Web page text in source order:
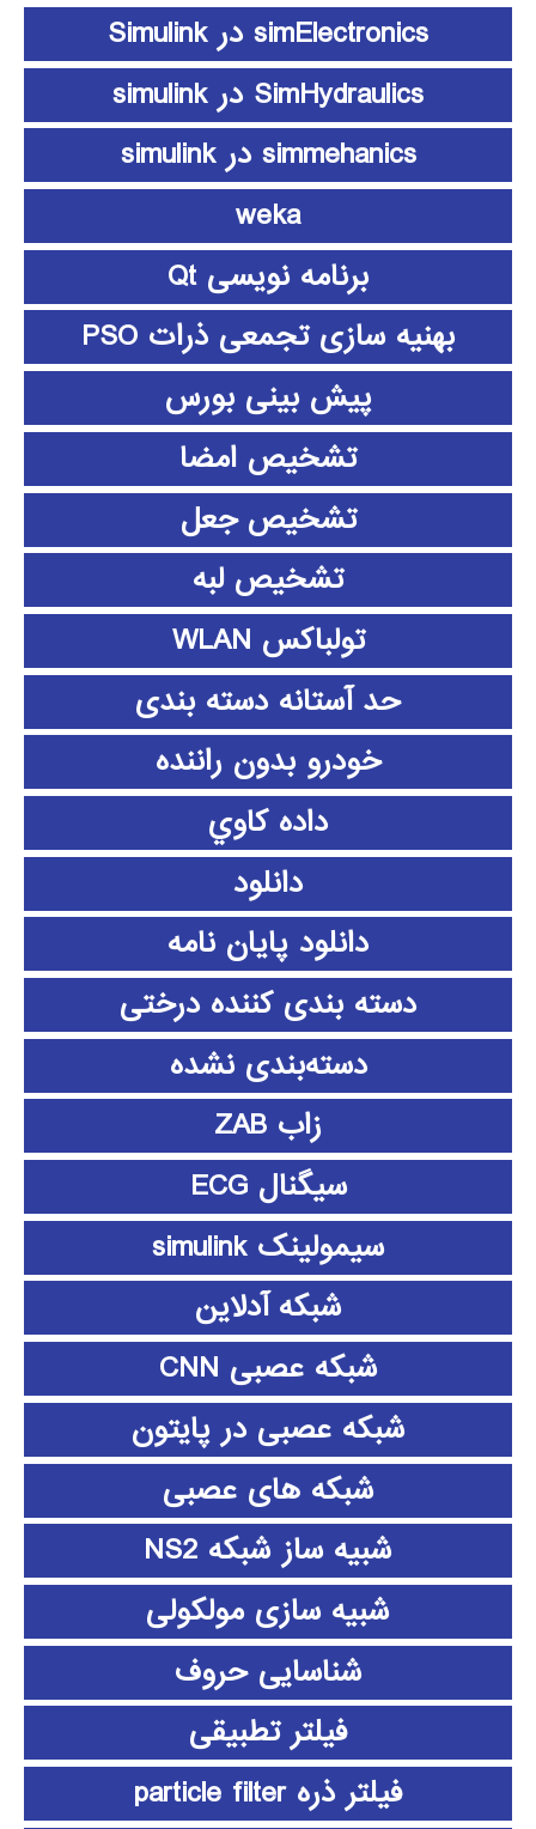
simElectronics در Simulink
SimHydraulics در simulink
simmehanics در simulink
weka
برنامه نویسی Qt
بهنیه سازی تجمعی ذرات PSO
پیش بینی بورس
تشخیص امضا
تشخیص جعل
تشخیص لبه
تولباکس WLAN
حد آستانه دسته بندی
خودرو بدون راننده
داده كاوي
دانلود
دانلود پايان نامه
دسته بندی کننده درختی
دسته‌بندی نشده
زاب ZAB
سیگنال ECG
سیمولینک simulink
شبکه آدلاین
شبکه عصبی CNN
شبکه عصبی در پایتون
شبکه های عصبی
شبیه ساز شبکه NS2
شبیه سازی مولکولی
شناسایی حروف
فیلتر تطبیقی
فیلتر ذره particle filter